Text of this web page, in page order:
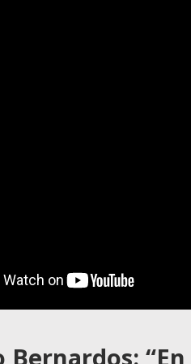
Bernardos: